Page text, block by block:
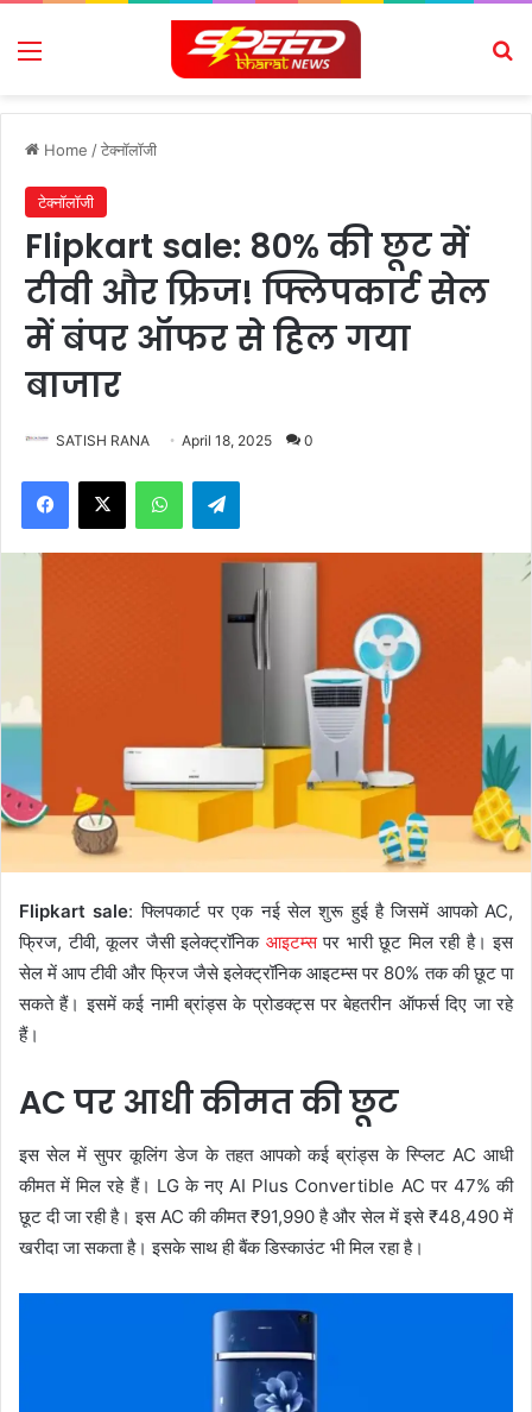
Menu
Home /टेक्नॉलॉजी
टेक्नॉलॉजी
Flipkart sale: 80% की छूट में
टीवी और फ्रिज! फ्लिपकार्ट सेल
में बंपर ऑफर से हिल गया
बाजार
SATISH RANA April 18, 2025 0
Facebook
X WhatsAppTelegram
Flipkart sale: फ्लिपकार्ट पर एक नई सेल शुरू हुई है जिसमें आपको AC,
फ्रिज, टीवी, कूलर जैसी इलेक्ट्रॉनिक आइटम्सपर भारी छूट मिल रही है। इस
सेल में आप टीवी और फ्रिज जैसे इलेक्ट्रॉनिक आइटम्स पर 80% तक की छूट पा
सकते हैं। इसमें कई नामी ब्रांड्स के प्रोडक्ट्स पर बेहतरीन ऑफर्स दिए जा रहे
हैं।
AC पर आधी कीमत की छूट
इस सेल में सुपर कूलिंग डेज के तहत आपको कई ब्रांड्स के स्प्लिट AC आधी
कीमत में मिल रहे हैं। LG के नए AI Plus Convertible AC पर 47% की
छूट दी जा रही है। इस AC की कीमत ₹91,990 है और सेल में इसे ₹48,490 में
खरीदा जा सकता है। इसके साथ ही बैंक डिस्काउंट भी मिल रहा है।